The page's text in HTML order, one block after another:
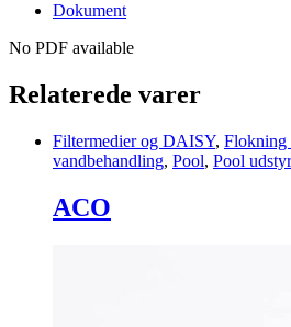
pumpe
Badu
/
Magna
Dokument
No PDF available
Relaterede varer
Filtermedier og DAISY, Flokning
vandbehandling, Pool, Pool udstyr
ACO